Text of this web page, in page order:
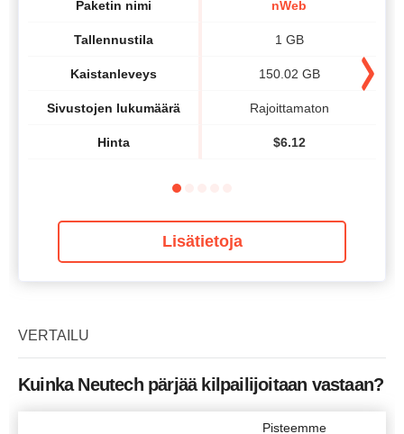
Paketin nimi
Tallennustila
Kaistanleveys
Sivustojen lukumäärä
Hinta
nWeb
1 GB
150.02 GB
Rajoittamaton
$6.12
Lisätietoja
VERTAILU
Kuinka Neutech pärjää kilpailijoitaan vastaan?
Pisteemme